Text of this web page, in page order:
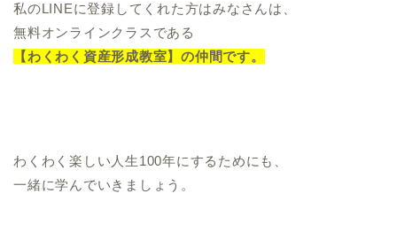
私のLINEに登録してくれた方はみなさんは、
無料オンラインクラスである
【わくわく資産形成教室】の仲間です。
わくわく楽しい人生100年にするためにも、
一緒に学んでいきましょう。